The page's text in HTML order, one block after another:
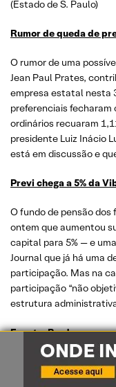
(Estado de S. Paulo)
Rumor de queda de
O rumor de uma
Jean Paul Prates,
empresa estatal nesta
preferenciais fecharam
ordinários recuaram
presidente Luiz Inácio
está em discussão e
Previ chega a 5% da
O fundo de pensão dos
ontem que aumentou
capital para 5% — e
Journal que já há uma
participação. Mas na
participação “não
estrutura
Enauta: Bradesco
Com a conversão, a
para 15% do capital –